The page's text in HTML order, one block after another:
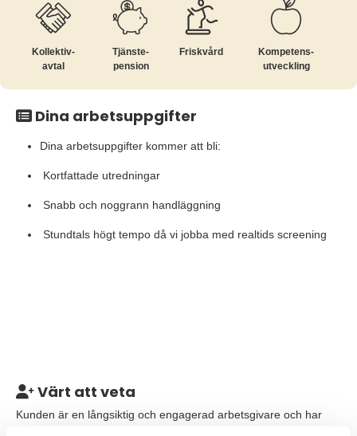
Kollektiv­
avtal
Tjänste­
pension
Friskvård
Kompetens­
utveckling
Dina arbetsuppgifter
Dina arbetsuppgifter kommer att bli:
Kortfattade utredningar
Snabb och noggrann handläggning
Stundtals högt tempo då vi jobba med realtids screening
Värt att veta
Kunden är en långsiktig och engagerad arbetsgivare och har